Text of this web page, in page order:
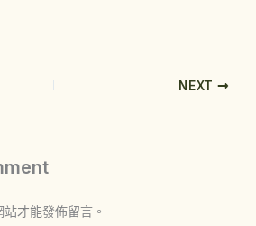
NEXT
站才能發佈留言。